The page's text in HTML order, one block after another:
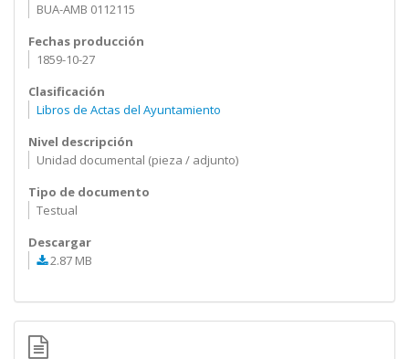
BUA-AMB 0112115
Fechas producción
1859-10-27
Clasificación
Libros de Actas del Ayuntamiento
Nivel descripción
Unidad documental (pieza / adjunto)
Tipo de documento
Testual
Descargar
2.87 MB